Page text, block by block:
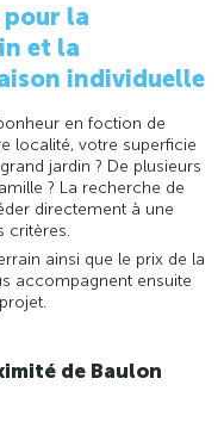
la
et la
individuelle
en foction de
localité, votre superficie
jardin ? De plusieurs
? La recherche de
directement à une
critères.
ainsi que le prix de la
accompagnent ensuite
de Baulon